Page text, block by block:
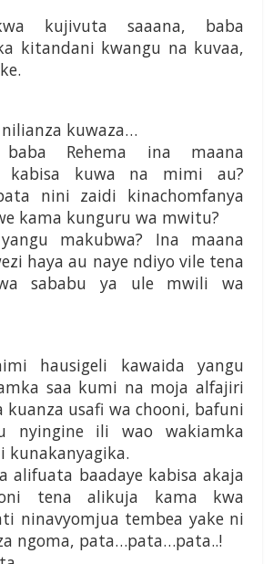
kujivuta saaana, baba
kitandani kwangu na kuvaa,
kuwaza…
Rehema ina maana
kabisa kuwa na mimi au?
nini zaidi kinachomfanya
kama kunguru wa mwitu?
makubwa? Ina maana
haya au naye ndiyo vile tena
sababu ya ule mwili wa
hausigeli kawaida yangu
saa kumi na moja alfajiri
kuanza usafi wa chooni, bafuni
nyingine ili wao wakiamka
kunakanyagika.
alifuata baadaye kabisa akaja
tena alikuja kama kwa
ninavyomjua tembea yake ni
ngoma, pata…pata…pata..!